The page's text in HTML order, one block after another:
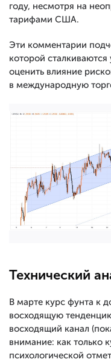
году, несмотря на
тарифами США.
Эти комментарии
которой
оценить влияние
в международную
Технический
В марте курс фунта к
восходящую
восходящий канал
внимание: как только
психологической